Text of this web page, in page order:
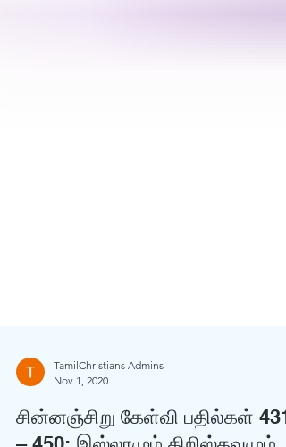
TamilChristians Admins
Nov 1, 2020